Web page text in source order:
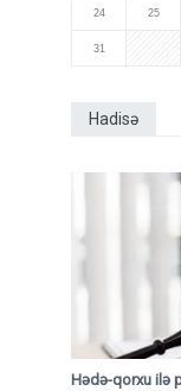
24 25
31
Hadisə
Hədə-qorxu ilə